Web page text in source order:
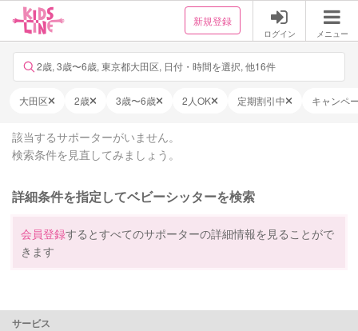
新規登録
ログイン メニュー
2歳, 3歳〜6歳, 東京都大田区, 日付・時間を選択, 他16件
大田区 2歳 3歳〜6歳 2人OK 定期割引中 キャンペ
該当するサポーターがいません。
検索条件を見直してみましょう。
詳細条件を指定してベビーシッターを検索
会員登録するとすべてのサポーターの詳細情報を見ることがで
きます
サービス